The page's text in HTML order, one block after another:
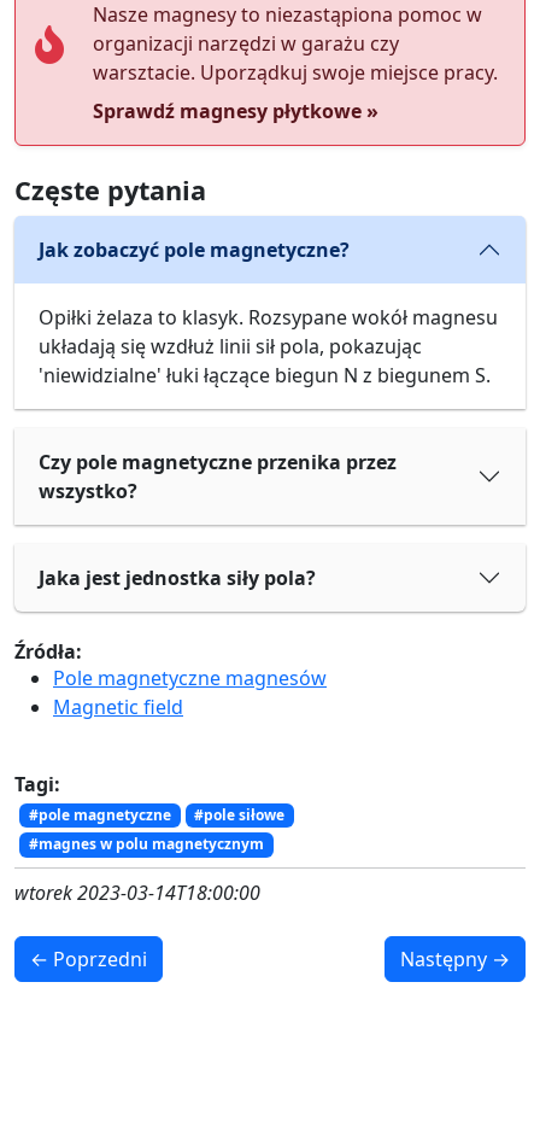
Nasze magnesy to niezastąpiona pomoc w
organizacji narzędzi w garażu czy
warsztacie. Uporządkuj swoje miejsce pracy.
Sprawdź magnesy płytkowe »
Częste pytania
Jak zobaczyć pole magnetyczne?
Opiłki żelaza to klasyk. Rozsypane wokół magnesu
układają się wzdłuż linii sił pola, pokazując
'niewidzialne' łuki łączące biegun N z biegunem S.
Czy pole magnetyczne przenika przez
wszystko?
Jaka jest jednostka siły pola?
Źródła:
Pole magnetyczne magnesów
Magnetic field
Tagi:
#pole magnetyczne
#pole siłowe
#magnes w polu magnetycznym
wtorek 2023-03-14T18:00:00
← Poprzedni Następny →